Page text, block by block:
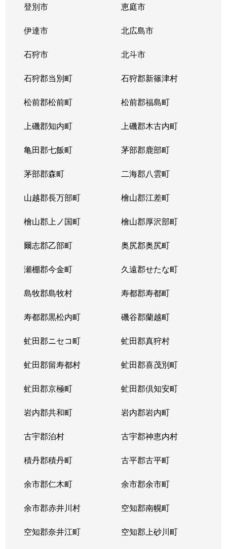
登別市 恵庭市
伊達市 北広島市
石狩市 北斗市
石狩郡当別町 石狩郡新篠津村
松前郡松前町 松前郡福島町
上磯郡知内町 上磯郡木古内町
亀田郡七飯町 茅部郡鹿部町
茅部郡森町 二海郡八雲町
山越郡長万部町 檜山郡江差町
檜山郡上ノ国町 檜山郡厚沢部町
爾志郡乙部町 奥尻郡奥尻町
瀬棚郡今金町 久遠郡せたな町
島牧郡島牧村 寿都郡寿都町
寿都郡黒松内町 磯谷郡蘭越町
虻田郡ニセコ町 虻田郡真狩村
虻田郡留寿都村 虻田郡喜茂別町
虻田郡京極町 虻田郡倶知安町
岩内郡共和町 岩内郡岩内町
古宇郡泊村 古宇郡神恵内村
積丹郡積丹町 古平郡古平町
余市郡仁木町 余市郡余市町
余市郡赤井川村 空知郡南幌町
空知郡奈井江町 空知郡上砂川町